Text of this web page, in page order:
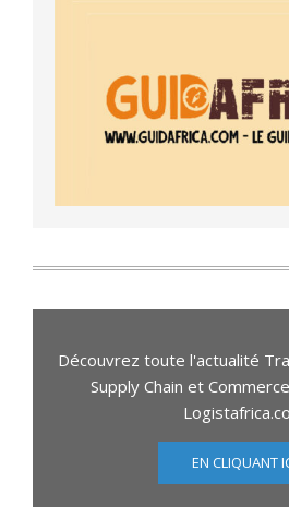
Découvrez toute l'actualité
Supply Chain et
EN CLIQUANT